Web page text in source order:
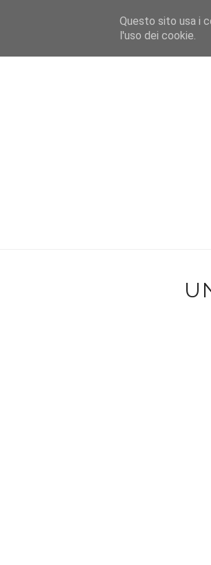
HOME CHI SONO
Questo sito usa i
l'uso dei cookie.